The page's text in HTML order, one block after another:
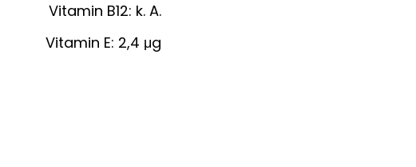
Vitamin B12: k. A.
Vitamin E: 2,4 μg